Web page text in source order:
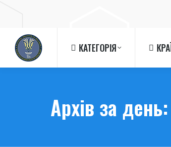
КАТЕГОРІЯ
Архів за день: